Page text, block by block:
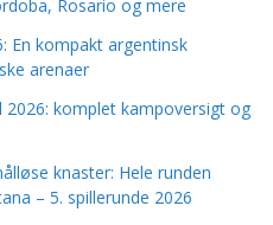
Rosario og mere
En kompakt argentinsk
arenaer
2026: komplet kampoversigt og
knaster: Hele runden
– 5. spillerunde 2026